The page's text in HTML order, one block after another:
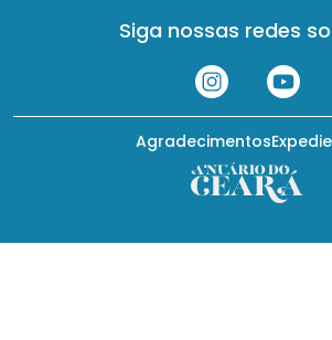
Siga nossas redes
Agradecimentos